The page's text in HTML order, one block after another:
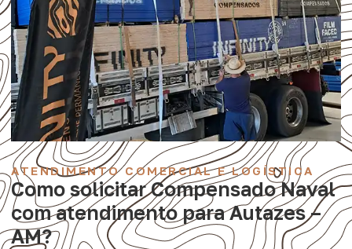
ATENDIMENTO COMERCIAL E LOGÍSTICA
Como solicitar Compensado Naval
com atendimento para Autazes –
AM?